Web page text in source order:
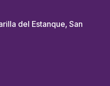
del Estanque, San